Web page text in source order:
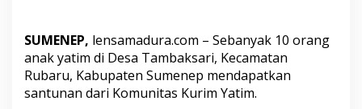
b
a
r
S
SUMENEP, lensamadura.com – Sebanyak 10 orang
anak yatim di Desa Tambaksari, Kecamatan
Rubaru, Kabupaten Sumenep mendapatkan
santunan dari Komunitas Kurim Yatim.